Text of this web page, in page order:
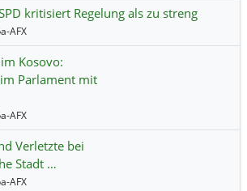
kritisiert Regelung als zu streng
AFX
Kosovo:
Parlament mit
AFX
Verletzte bei
Stadt …
AFX